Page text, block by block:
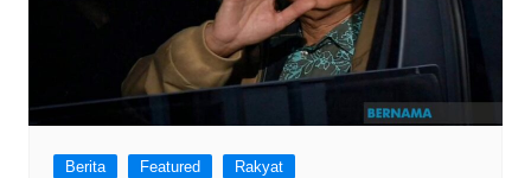
Berita Featured Rakyat